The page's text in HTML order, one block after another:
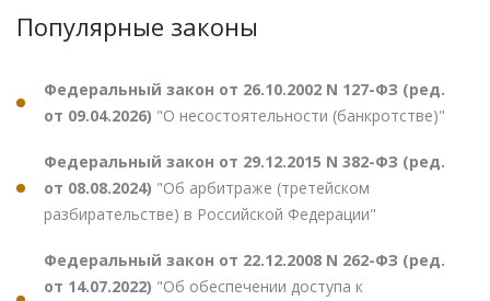
Популярные законы
Федеральный закон от 26.10.2002 N 127-ФЗ (ред.
от 09.04.2026) "О несостоятельности (банкротстве)"
Федеральный закон от 29.12.2015 N 382-ФЗ (ред.
от 08.08.2024) "Об арбитраже (третейском
разбирательстве) в Российской Федерации"
Федеральный закон от 22.12.2008 N 262-ФЗ (ред.
от 14.07.2022) "Об обеспечении доступа к